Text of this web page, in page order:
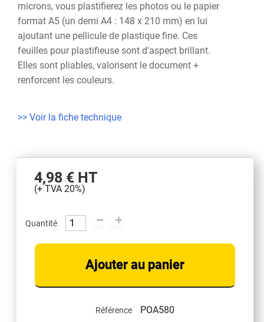
microns, vous plastifierez les photos ou le papier
format A5 (un demi A4 : 148 x 210 mm) en lui
ajoutant une pellicule de plastique fine. Ces
feuilles pour plastifieuse sont d'aspect brillant.
Elles sont pliables, valorisent le document +
renforcent les couleurs.
>> Voir la fiche technique
4,98 € HT
(+ TVA 20%)
Quantité
Ajouter au panier
Référence POA580